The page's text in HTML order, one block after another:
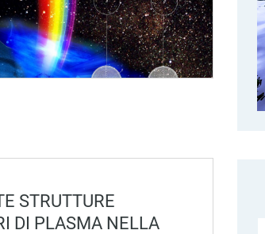
STRUTTURE
DI PLASMA NELLA